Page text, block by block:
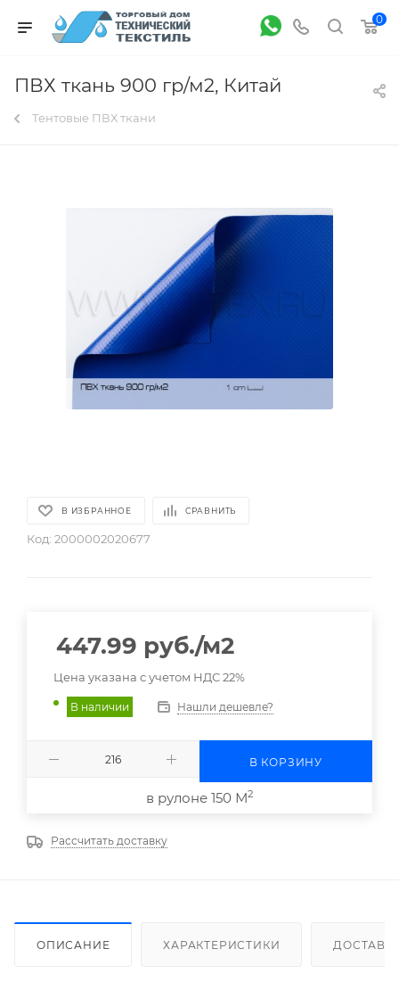
0
ПВХ ткань 900 гр/м2, Китай
Тентовые ПВХ ткани
В ИЗБРАННОЕ СРАВНИТЬ
Код: 2000002020677
447.99 руб./м2
Цена указана с учетом НДС 22%
В наличии Нашли дешевле?
В КОРЗИНУ
в рулоне 150 М2
Рассчитать доставку
ОПИСАНИЕ ХАРАКТЕРИСТИКИ